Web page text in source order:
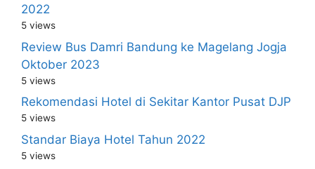
2022
5 views
Review Bus Damri Bandung ke Magelang Jogja
Oktober 2023
5 views
Rekomendasi Hotel di Sekitar Kantor Pusat DJP
5 views
Standar Biaya Hotel Tahun 2022
5 views